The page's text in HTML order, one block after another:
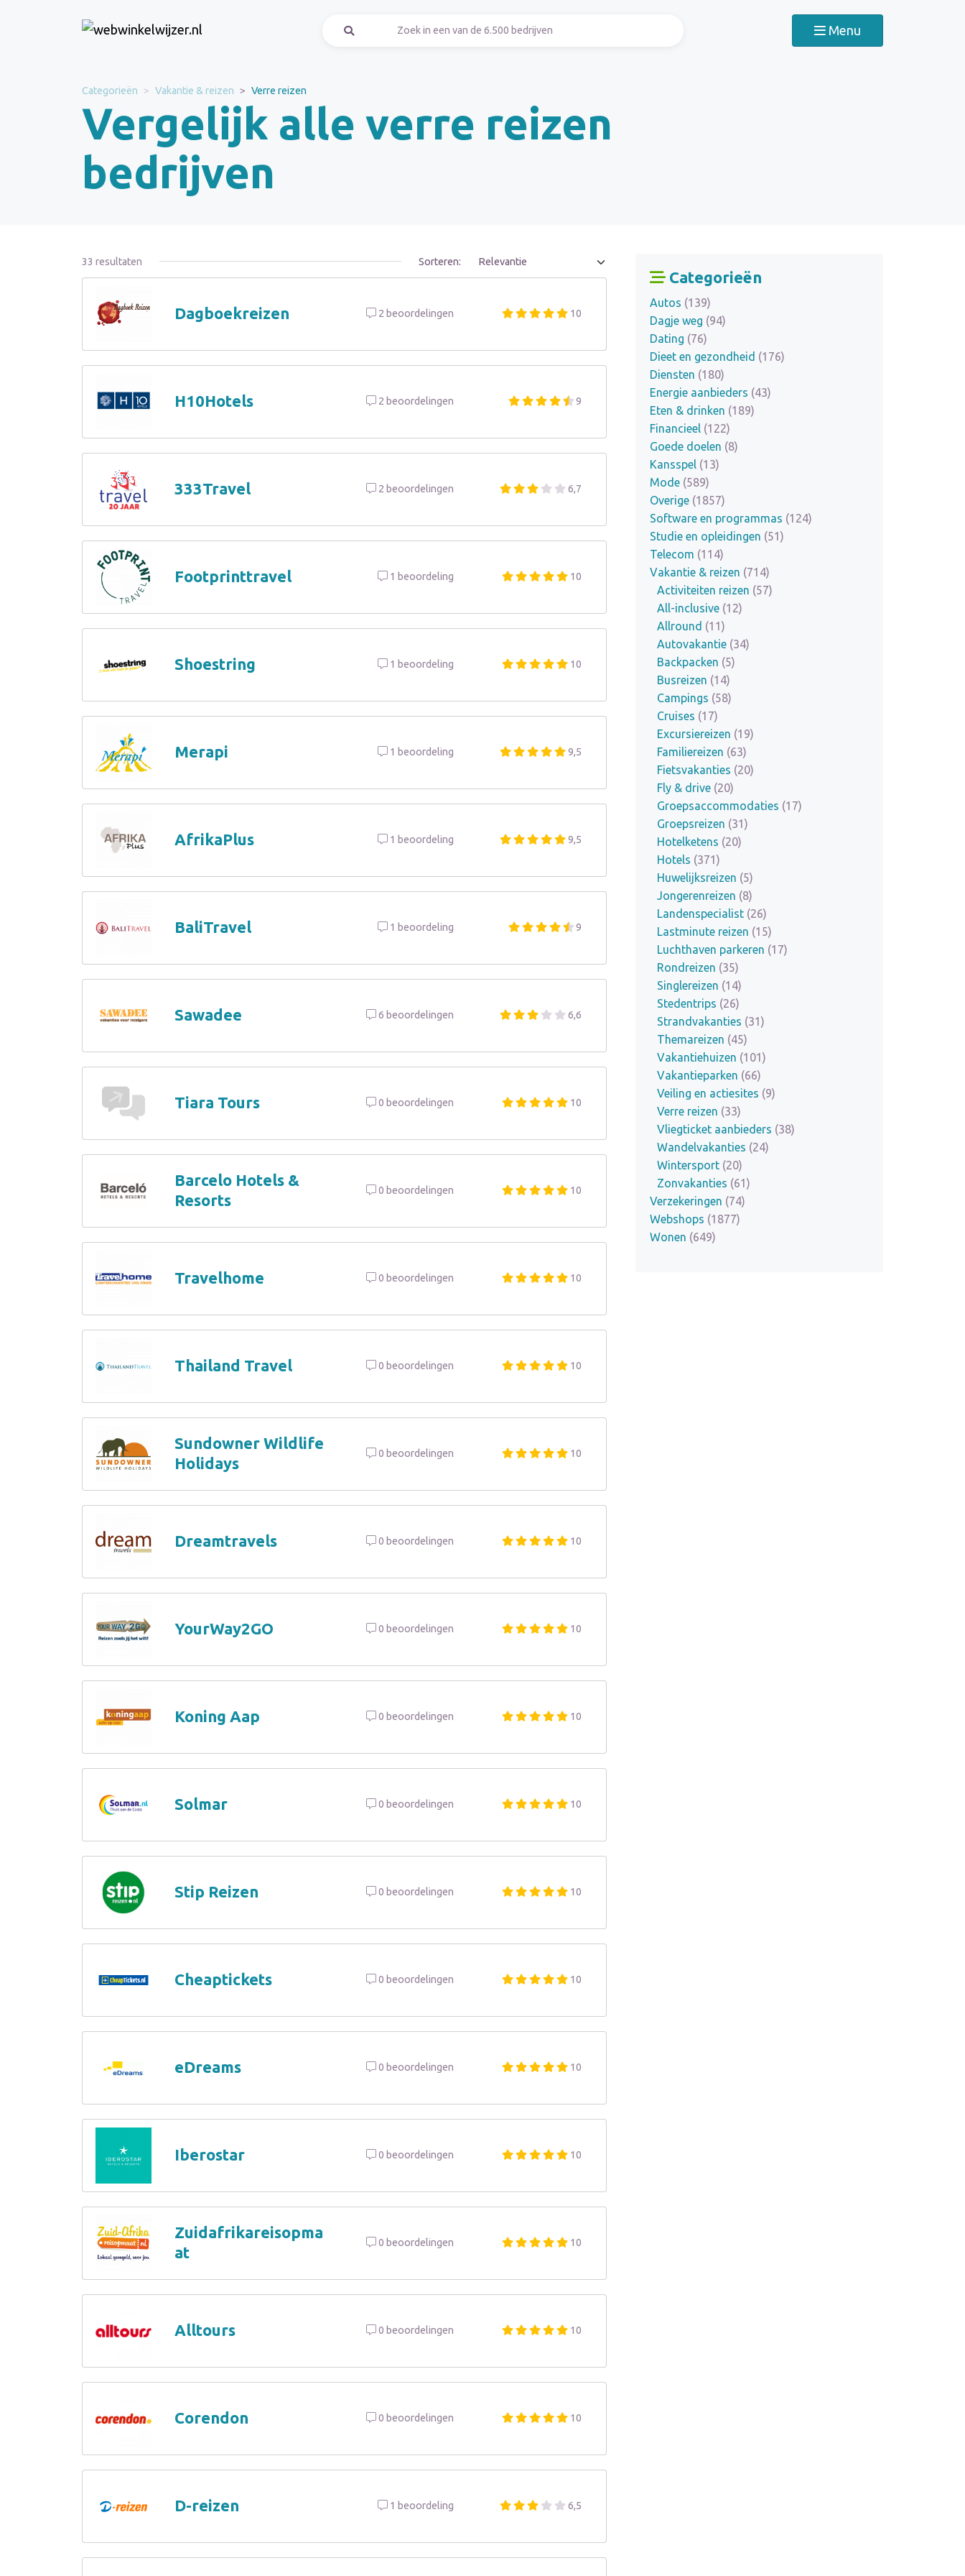
Menu
Categorieën Vakantie & reizen Verre reizen
Vergelijk alle verre reizen
bedrijven
33 resultaten Sorteren:
Dagboekreizen 2 beoordelingen 10
H10Hotels 2 beoordelingen 9
333Travel 2 beoordelingen 6,7
Footprinttravel 1 beoordeling 10
Shoestring 1 beoordeling 10
Merapi 1 beoordeling 9,5
AfrikaPlus 1 beoordeling 9,5
BaliTravel 1 beoordeling 9
Sawadee 6 beoordelingen 6,6
Tiara Tours 0 beoordelingen 10
Barcelo Hotels &
Resorts
0 beoordelingen 10
Travelhome 0 beoordelingen 10
Thailand Travel 0 beoordelingen 10
Sundowner Wildlife
Holidays
0 beoordelingen 10
Dreamtravels 0 beoordelingen 10
YourWay2GO 0 beoordelingen 10
Koning Aap 0 beoordelingen 10
Solmar 0 beoordelingen 10
Stip Reizen 0 beoordelingen 10
Cheaptickets 0 beoordelingen 10
eDreams 0 beoordelingen 10
Iberostar 0 beoordelingen 10
Zuidafrikareisopma
at
0 beoordelingen 10
Alltours 0 beoordelingen 10
Corendon 0 beoordelingen 10
D-reizen 1 beoordeling 6,5
Categorieën
Autos (139)
Dagje weg (94)
Dating (76)
Dieet en gezondheid (176)
Diensten (180)
Energie aanbieders (43)
Eten & drinken (189)
Financieel (122)
Goede doelen (8)
Kansspel (13)
Mode (589)
Overige (1857)
Software en programmas (124)
Studie en opleidingen (51)
Telecom (114)
Vakantie & reizen (714)
Activiteiten reizen (57)
All-inclusive (12)
Allround (11)
Autovakantie (34)
Backpacken (5)
Busreizen (14)
Campings (58)
Cruises (17)
Excursiereizen (19)
Familiereizen (63)
Fietsvakanties (20)
Fly & drive (20)
Groepsaccommodaties (17)
Groepsreizen (31)
Hotelketens (20)
Hotels (371)
Huwelijksreizen (5)
Jongerenreizen (8)
Landenspecialist (26)
Lastminute reizen (15)
Luchthaven parkeren (17)
Rondreizen (35)
Singlereizen (14)
Stedentrips (26)
Strandvakanties (31)
Themareizen (45)
Vakantiehuizen (101)
Vakantieparken (66)
Veiling en actiesites (9)
Verre reizen (33)
Vliegticket aanbieders (38)
Wandelvakanties (24)
Wintersport (20)
Zonvakanties (61)
Verzekeringen (74)
Webshops (1877)
Wonen (649)